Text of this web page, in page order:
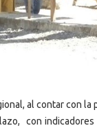
al contar con
con